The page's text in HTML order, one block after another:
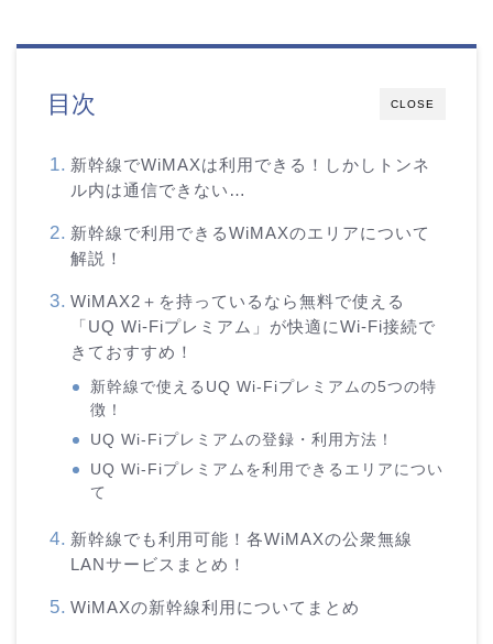
CLOSE
目次
新幹線でWiMAXは利用できる！しかしトンネ
ル内は通信できない…
新幹線で利用できるWiMAXのエリアについて
解説！
WiMAX2＋を持っているなら無料で使える
「UQ Wi-Fiプレミアム」が快適にWi-Fi接続で
きておすすめ！
新幹線で使えるUQ Wi-Fiプレミアムの5つの特
徴！
UQ Wi-Fiプレミアムの登録・利用方法！
UQ Wi-Fiプレミアムを利用できるエリアについ
て
新幹線でも利用可能！各WiMAXの公衆無線
LANサービスまとめ！
WiMAXの新幹線利用についてまとめ